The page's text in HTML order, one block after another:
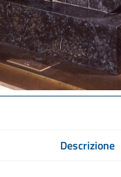
Descrizione